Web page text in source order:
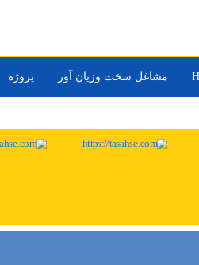
مشاغل سخت وزیان آور پروژه